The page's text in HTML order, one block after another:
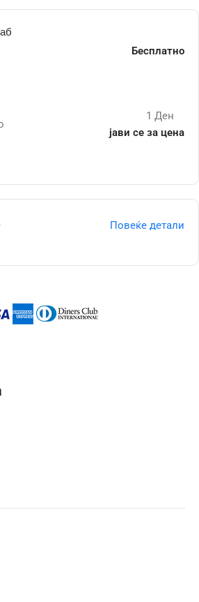
Бесплатно
1 Ден
јави се за цена
Повеќе детали